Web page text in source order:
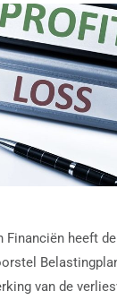
Financiën heeft
van de